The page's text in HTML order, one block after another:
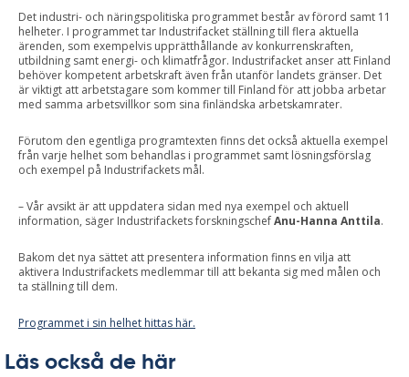
Det industri- och näringspolitiska programmet består av förord samt 11
helheter. I programmet tar Industrifacket ställning till flera aktuella
ärenden, som exempelvis upprätthållande av konkurrenskraften,
utbildning samt energi- och klimatfrågor. Industrifacket anser att Finland
behöver kompetent arbetskraft även från utanför landets gränser. Det
är viktigt att arbetstagare som kommer till Finland för att jobba arbetar
med samma arbetsvillkor som sina finländska arbetskamrater.
Förutom den egentliga programtexten finns det också aktuella exempel
från varje helhet som behandlas i programmet samt lösningsförslag
och exempel på Industrifackets mål.
– Vår avsikt är att uppdatera sidan med nya exempel och aktuell
information, säger Industrifackets forskningschefAnu-Hanna Anttila.
Bakom det nya sättet att presentera information finns en vilja att
aktivera Industrifackets medlemmar till att bekanta sig med målen och
ta ställning till dem.
Programmet i sin helhet hittas här.
Läs också de här